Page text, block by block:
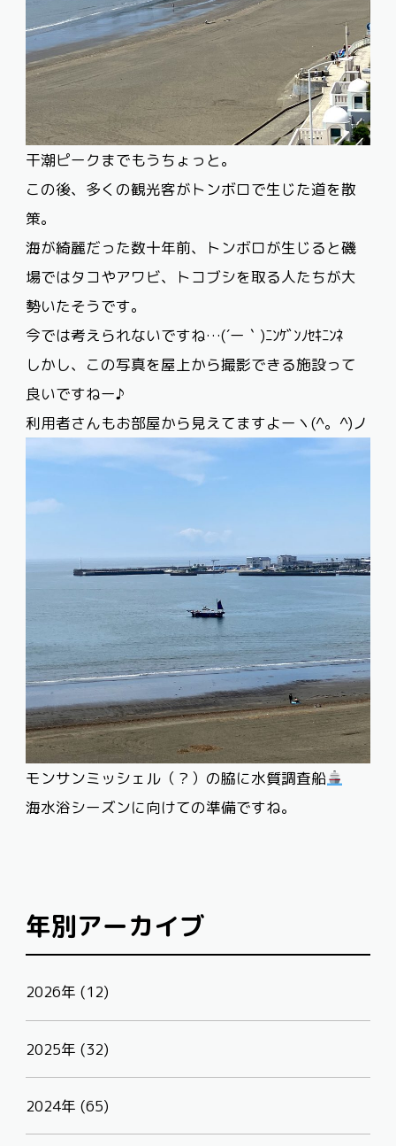
干潮ピークまでもうちょっと。
この後、多くの観光客がトンボロで生じた道を散
策。
海が綺麗だった数十年前、トンボロが生じると磯
場ではタコやアワビ、トコブシを取る人たちが大
勢いたそうです。
今では考えられないですね…(´ー｀)ﾆﾝｹﾞﾝﾉｾｷﾆﾝﾈ
しかし、この写真を屋上から撮影できる施設って
良いですねー♪
利用者さんもお部屋から見えてますよーヽ(^。^)ノ
モンサンミッシェル（？）の脇に水質調査船
海水浴シーズンに向けての準備ですね。
年別アーカイブ
2026年 (12)
2025年 (32)
2024年 (65)